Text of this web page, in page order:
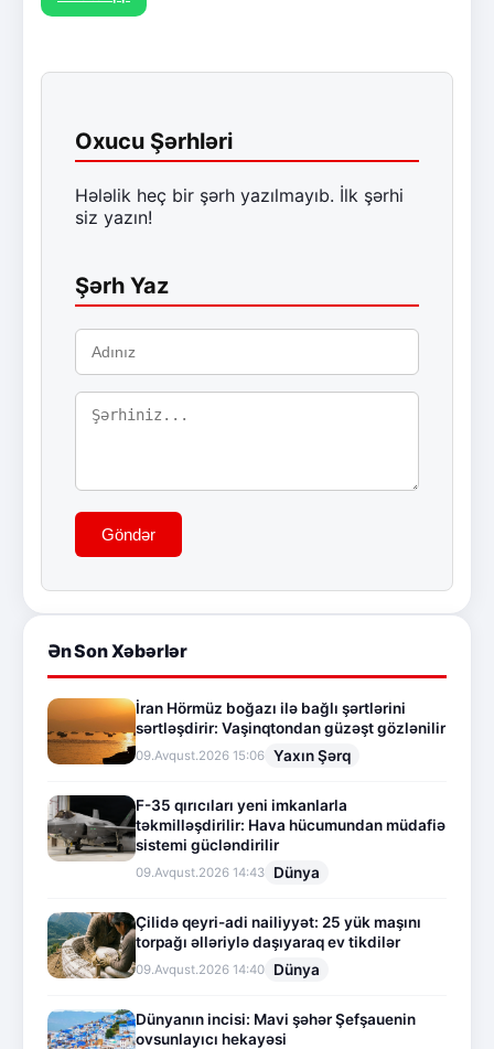
Oxucu Şərhləri
Hələlik heç bir şərh yazılmayıb. İlk şərhi
siz yazın!
Şərh Yaz
Göndər
Ən Son Xəbərlər
İran Hörmüz boğazı ilə bağlı şərtlərini
sərtləşdirir: Vaşinqtondan güzəşt gözlənilir
09.Avqust.2026 15:06 Yaxın Şərq
F-35 qırıcıları yeni imkanlarla
təkmilləşdirilir: Hava hücumundan müdafiə
sistemi gücləndirilir
09.Avqust.2026 14:43 Dünya
Çilidə qeyri-adi nailiyyət: 25 yük maşını
torpağı əlləriylə daşıyaraq ev tikdilər
09.Avqust.2026 14:40 Dünya
Dünyanın incisi: Mavi şəhər Şefşauenin
ovsunlayıcı hekayəsi